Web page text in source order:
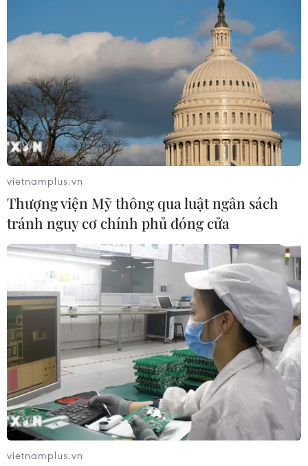
vietnamplus.vn
Thượng viện Mỹ thông qua luật ngân sách
tránh nguy cơ chính phủ đóng cửa
vietnamplus.vn